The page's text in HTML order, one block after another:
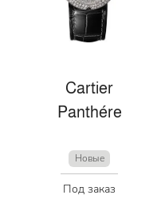
Cartier
Panthére
Новые
Под заказ